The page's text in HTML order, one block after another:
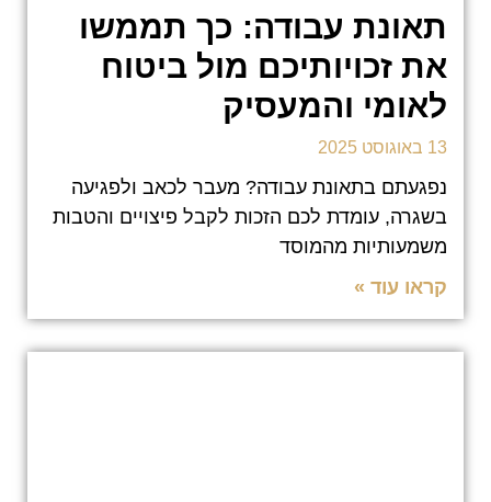
תאונת עבודה: כך תממשו
את זכויותיכם מול ביטוח
לאומי והמעסיק
13 באוגוסט 2025
נפגעתם בתאונת עבודה? מעבר לכאב ולפגיעה
בשגרה, עומדת לכם הזכות לקבל פיצויים והטבות
משמעותיות מהמוסד
קראו עוד »